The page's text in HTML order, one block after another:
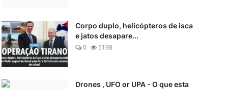
Corpo duplo, helicópteros de isca
e jatos desapare...
0
5198
Drones , UFO or UPA - O que esta